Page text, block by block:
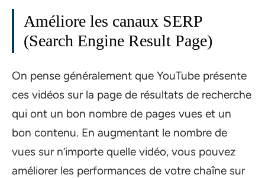
Améliore les canaux SERP
(Search Engine Result Page)
On pense généralement que YouTube présente
ces vidéos sur la page de résultats de recherche
qui ont un bon nombre de pages vues et un
bon contenu. En augmentant le nombre de
vues sur n’importe quelle vidéo, vous pouvez
améliorer les performances de votre chaîne sur